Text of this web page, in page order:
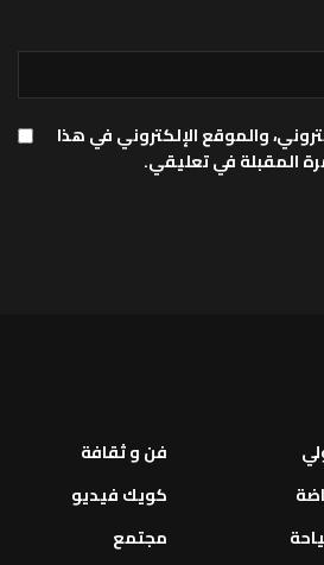
والموقع الإلكتروني في هذا
المقبلة في تعليقي.
فن و ثقافة
كويك فيديو
مجتمع